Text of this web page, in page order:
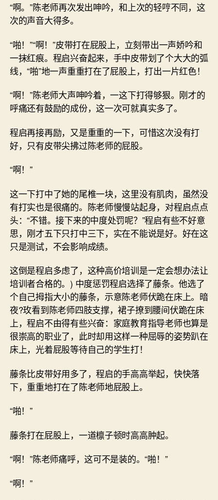
“啊。”陈老师再次发出呻吟，和上次的轻哼不同，这
次的声音大得多。
“啪！”“啊！”皮带打在屁股上，立刻带出一声娇吟和
一抹红痕。程启兴奋起来，手中皮带划了个大大的弧
线，“啪”地一声重重打在了屁股上，打出一片红色！
“啊！”陈老师大声呻吟着，一这下打得够狠。刚才的
呼痛还有鼓励的成份，这一次可就真实多了。
程启再接再励，又是重重的一下，可惜这次没有打
好，只有皮带尖拂过陈老师的屁股。
“啊！”
这一下打中了她的尾椎一块，这里没有肌肉，虽然没
有打实也是很痛的。陈老师慢慢站起身，对程启点点
头：“不错。接下来的中度处罚呢？”程启有些不好意
思，刚才五下只打中三下，实在不能说是好。好在这
只是测试，不会影响成绩。
这倒是程启多虑了，这种高价培训是一定会想办法让
培训者合格的。) 中度惩罚程启选择了藤条。他选了
个自己拇指大小的藤条，示意陈老师伏跪在床上。暗
夜?玫看到陈老师四肢支撑，裙子撩到腰间伏跪在床
上，程启不由得有些兴奋：家庭教育指导老师也算是
很崇高的职业了，此时却用这样一种屈辱的姿势趴在
床上，光着屁股等待自己的学生打！
藤条比皮带好用多了，程启的手高高举起，快快落
下，重重地打在了陈老师地屁股上。
“啪！”
藤条打在屁股上，一道檩子顿时高高肿起。
“啊！”陈老师痛呼，这可不是装的。“啪！”
“啊！”